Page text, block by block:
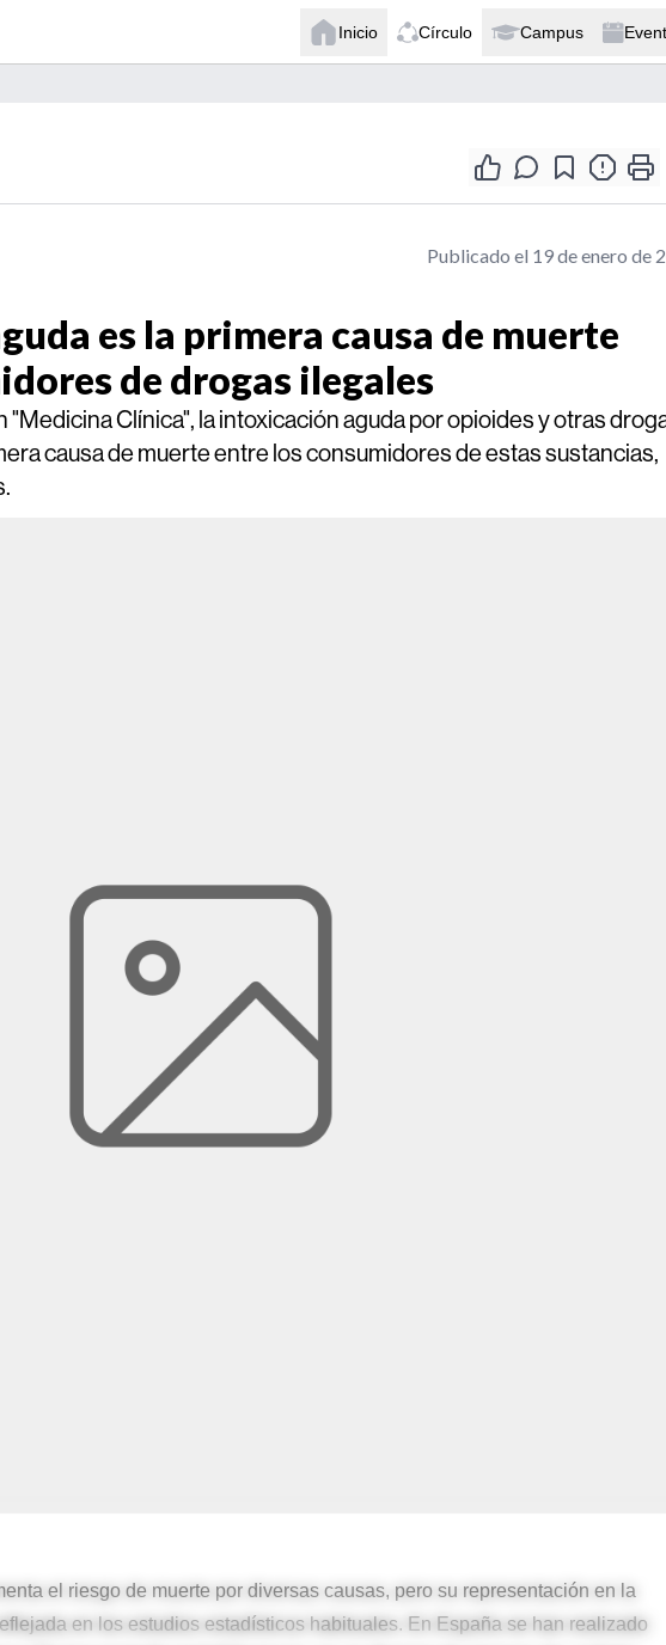
Inicio Círculo Campus
Publicado el 19 de enero de
es la primera causa de muerte
de drogas ilegales
Clínica", la intoxicación aguda por opioides y otras
causa de muerte entre los consumidores de estas sustancias,
el riesgo de muerte por diversas causas, pero su representación en la
en los estudios estadísticos habituales. En España se han realizado